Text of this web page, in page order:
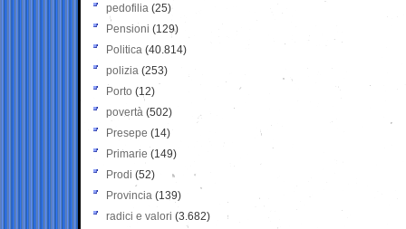
pedofilia (25)
Pensioni (129)
Politica (40.814)
polizia (253)
Porto (12)
povertà (502)
Presepe (14)
Primarie (149)
Prodi (52)
Provincia (139)
radici e valori (3.682)